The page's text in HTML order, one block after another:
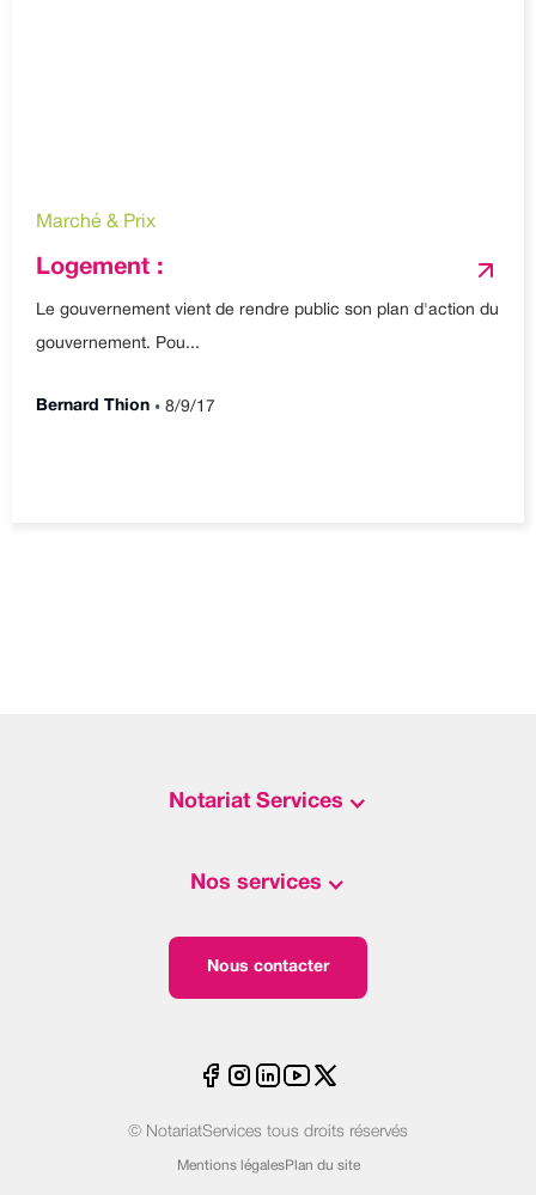
Marché & Prix
Logement :
Le gouvernement vient de rendre public son plan d'action du
gouvernement. Pou...
Bernard Thion • 8/9/17
Notariat Services
Nos services
Nous contacter
© NotariatServices tous droits réservés
Mentions légalesPlan du site